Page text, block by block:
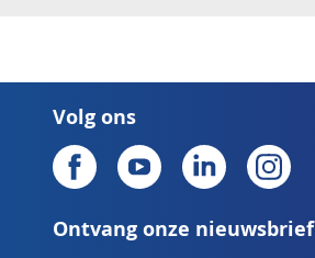
Volg ons
Ontvang onze nieuwsbrief